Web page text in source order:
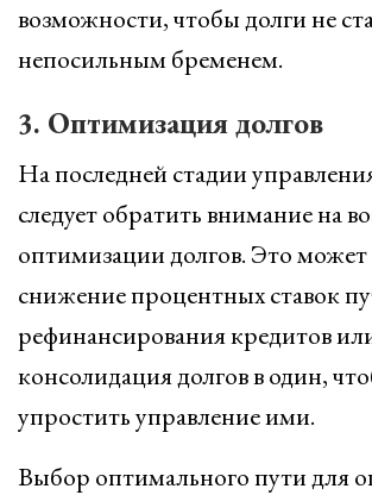
возможности, чтобы долги не
непосильным бременем.
3. Оптимизация долгов
На последней стадии
следует обратить внимание на
оптимизации долгов. Это
снижение процентных ставок
рефинансирования кредитов
консолидация долгов в один,
упростить управление ими.
Выбор оптимального пути для